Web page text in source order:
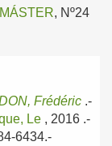
, Nº24
Frédéric .-
Le , 2016 .-
6434.-